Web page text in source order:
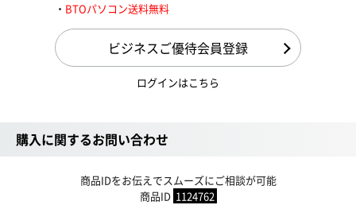
BTOパソコン送料無料
ビジネスご優待会員登録
ログインはこちら
購入に関するお問い合わせ
商品IDをお伝えでスムーズにご相談が可能
商品ID 1124762